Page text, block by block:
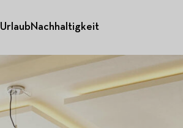
UrlaubNachhaltigkeit